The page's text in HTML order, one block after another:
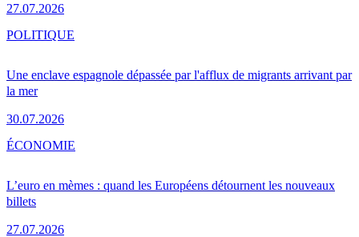
27.07.2026
Une enclave espagnole dépassée par l'afflux de migrants arrivant par
la mer
30.07.2026
POLITIQUE
L’euro en mèmes : quand les Européens détournent les nouveaux
billets
27.07.2026
ÉCONOMIE